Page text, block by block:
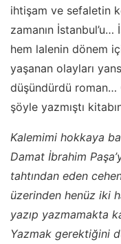
ihtişam ve sefaletin
zamanın İstanbul’u…
hem lalenin dönem
yaşanan olayları
düşündürdü roman…
şöyle yazmıştı
Kalemimi hokkaya
Damat İbrahim
tahtından eden
üzerinden henüz iki
yazıp yazmamakta
Yazmak gerektiğini